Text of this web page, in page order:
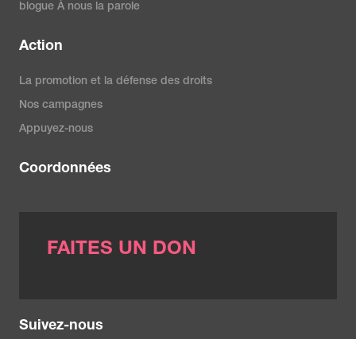
blogue À nous la parole
Action
La promotion et la défense des droits
Nos campagnes
Appuyez-nous
Coordonnées
FAITES UN DON
Suivez-nous